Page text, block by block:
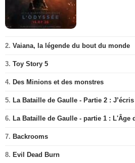
2. Vaiana, la légende du bout du monde
3. Toy Story 5
4. Des Minions et des monstres
5. La Bataille de Gaulle - Partie 2 :
6. La Bataille de Gaulle - partie 1 : L'Âge
7. Backrooms
8. Evil Dead Burn